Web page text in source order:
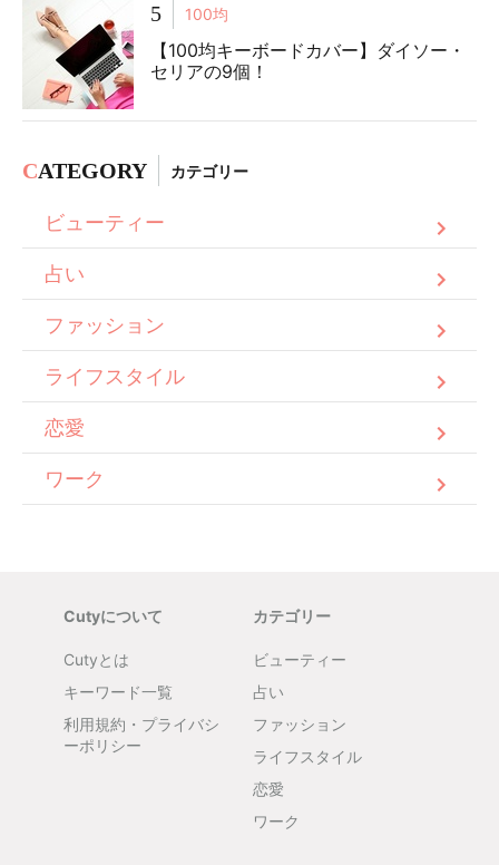
5 100均
【100均キーボードカバー】ダイソー・
セリアの9個！
CATEGORY カテゴリー
ビューティー
占い
ファッション
ライフスタイル
恋愛
ワーク
Cutyについて
Cutyとは
キーワード一覧
利用規約・プライバシ
ーポリシー
カテゴリー
ビューティー
占い
ファッション
ライフスタイル
恋愛
ワーク